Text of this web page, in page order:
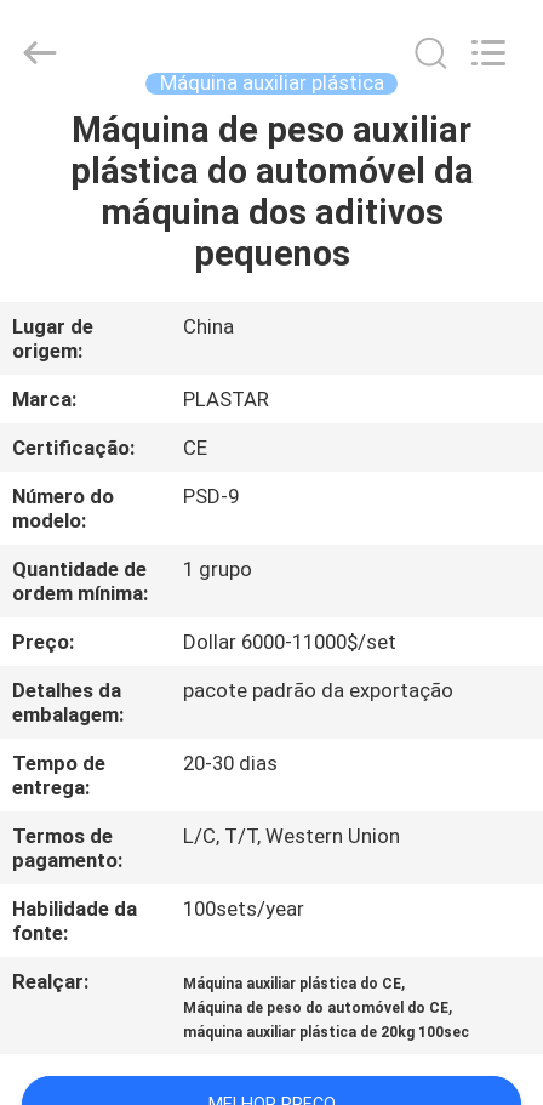
CASA
PRODUTOS
NÓS
EXCURSÃO
DA
FÁBRICA
CONTROLE
DA
QUALIDADE
CONTACTE-
NOS
PEÇA
UMAS
CITAÇÕES
MAPA
SITE
Machinery
Máquina auxiliar plástica
Máquina de peso auxiliar
plástica do automóvel da
máquina dos aditivos
pequenos
Lugar de
origem:
China
Marca:
PLASTAR
Certificação:
CE
Número do
modelo:
PSD-9
Quantidade de
ordem mínima:
1 grupo
Preço:
Dollar 6000-11000$/set
Detalhes da
embalagem:
pacote padrão da exportação
Tempo de
entrega:
20-30 dias
Termos de
pagamento:
L/C, T/T, Western Union
Habilidade da
fonte:
100sets/year
Realçar: Máquina auxiliar plástica do CE,
Máquina de peso do automóvel do CE,
máquina auxiliar plástica de 20kg 100sec